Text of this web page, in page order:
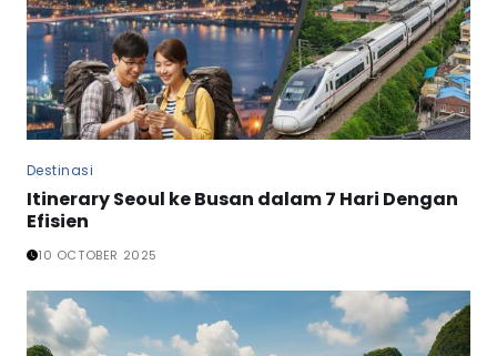
Destinasi
Itinerary Seoul ke Busan dalam 7 Hari Dengan
Efisien
10 OCTOBER 2025